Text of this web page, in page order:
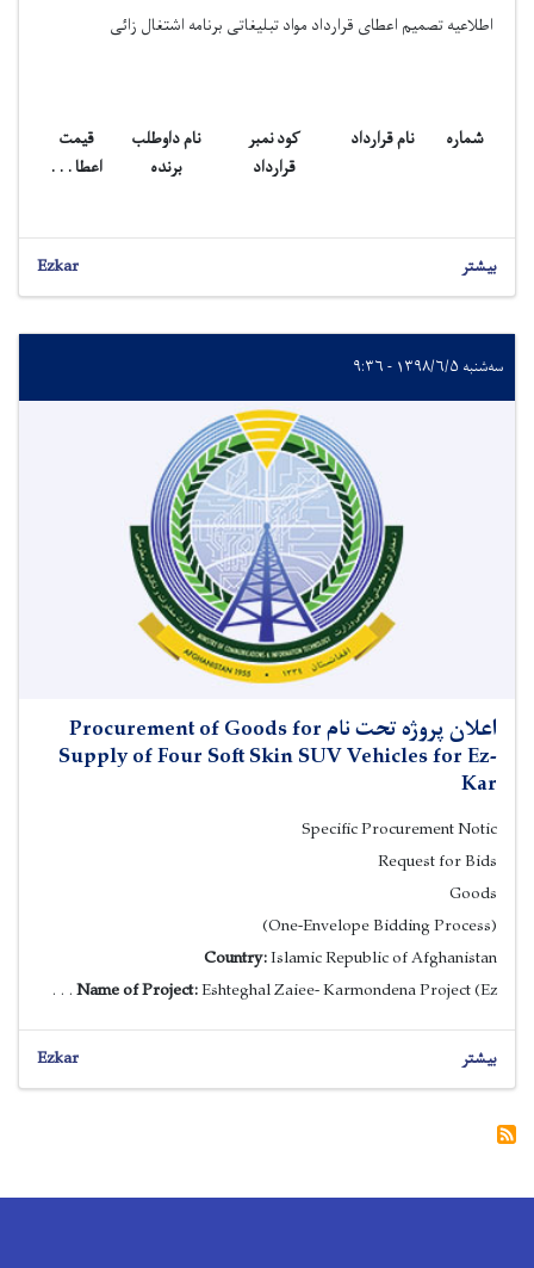
اطلاعیه تصمیم اعطای قرارداد مواد تبلیغاتی برنامه اشتغال زائی
شماره نام قرارداد
کود نمبر
قرارداد
نام داوطلب
برنده
قیمت
اعطا . . .
بیشتر Ezkar
سه‌شنبه ۱۳۹۸/۶/۵ - ۹:۳۶
اعلان پروژه تحت نام Procurement of Goods for
Supply of Four Soft Skin SUV Vehicles for Ez-
Kar
Specific Procurement Notic
Request for Bids
Goods
(One-Envelope Bidding Process)
Country:Islamic Republic of Afghanistan
Name of Project:Eshteghal Zaiee- Karmondena Project (Ez . . .
بیشتر Ezkar